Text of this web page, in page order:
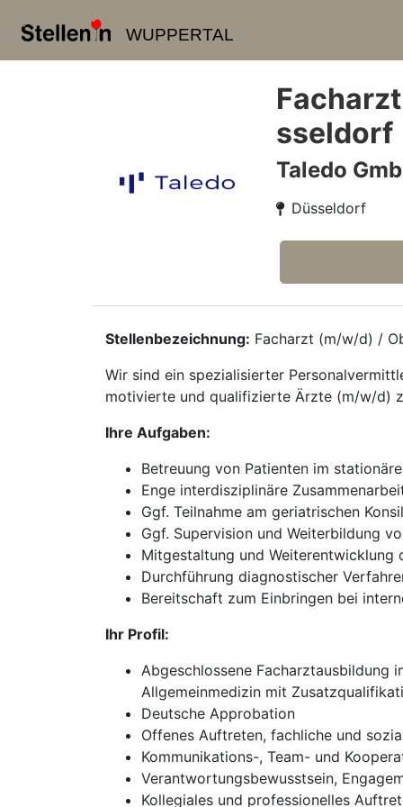
WUPPERTAL
sseldorf
Taledo
Düsseldorf
Stellenbezeichnung: Facharzt (m/w/d) /
Wir sind ein spezialisierter
motivierte und qualifizierte Ärzte (m/w/d)
Ihre Aufgaben:
Betreuung von Patienten im
Enge interdisziplinäre
Ggf. Teilnahme am geriatrischen
Ggf. Supervision und Weiterbildung
Mitgestaltung und Weiterentwicklung
Durchführung diagnostischer
Bereitschaft zum Einbringen bei
Ihr Profil:
Abgeschlossene Facharztausbildung
Allgemeinmedizin mit
Deutsche Approbation
Offenes Auftreten, fachliche und
Kommunikations-, Team- und
Verantwortungsbewusstsein,
Kollegiales und professionelles